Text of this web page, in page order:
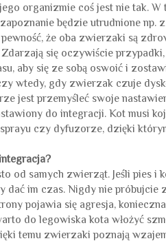
organizmie coś jest nie tak.
będzie utrudnione np.
że oba zwierzaki są
się oczywiście
aby się ze sobą oswoić i
wtedy, gdy zwierzak czuje
jest przemyśleć swoje
do integracji. Kot musi
czy dyfuzorze, dzięki
od samych zwierząt. Jeśli pies i
dać im czas. Nigdy nie próbujcie
pojawia się agresja,
do legowiska kota włożyć
temu zwierzaki poznają